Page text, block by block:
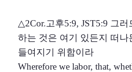
△2Cor.고후5:9, JST5:9 그
하는 것은 여기 있든지 떠나
들여지기 위함이라
Wherefore we labor, that,